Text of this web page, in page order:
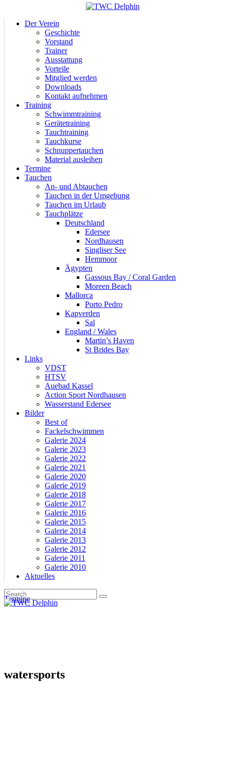
Der Verein
Geschichte
Vorstand
Trainer
Ausstattung
Vorteile
Mitglied werden
Downloads
Kontakt aufnehmen
Training
Schwimmtraining
Gerätetraining
Tauchtraining
Tauchkurse
Schnuppertauchen
Material ausleihen
Termine
Tauchen
An- und Abtauchen
Tauchen in der Umgebung
Tauchen im Urlaub
Tauchplätze
Deutschland
Edersee
Nordhausen
Singliser See
Hemmoor
Ägypten
Gassous Bay / Coral Garden
Moreen Beach
Mallorca
Porto Pedro
Kapverden
Sal
England / Wales
Martin’s Haven
St Brides Bay
Links
VDST
HTSV
Auebad Kassel
Action Sport Nordhausen
Wasserstand Edersee
Bilder
Best of
Fackelschwimmen
Galerie 2024
Galerie 2023
Galerie 2022
Galerie 2021
Galerie 2020
Galerie 2019
Galerie 2018
Galerie 2017
Galerie 2016
Galerie 2015
Galerie 2014
Galerie 2013
Galerie 2012
Galerie 2011
Galerie 2010
Aktuelles
Termine
watersports